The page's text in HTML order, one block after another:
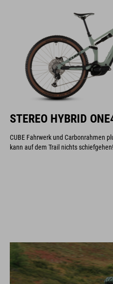
STEREO HYBRID
CUBE Fahrwerk und Carbonrahmen
kann auf dem Trail nichts schiefgehen!